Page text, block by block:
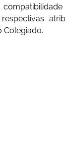
Colegiado.